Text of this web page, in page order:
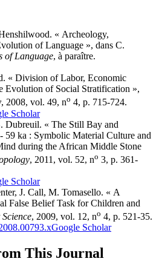
« Archeology,
of Language », dans C.
of Language, à paraître.
« Division of Labor, Economic
Evolution of Social Stratification »,
, 2008, vol. 49, no 4, p. 715-724.
Scholar
Dubreuil. « The Still Bay and
59 ka : Symbolic Material Culture and
during the African Middle Stone
, 2011, vol. 52, no 3, p. 361-
Scholar
J. Call, M. Tomasello. « A
False Belief Task for Children and
, 2009, vol. 12, no 4, p. 521-35.
Google Scholar
This Journal